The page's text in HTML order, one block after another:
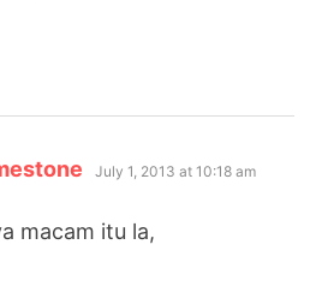
says:
July 1, 2013 at 10:18 am
macam itu la,